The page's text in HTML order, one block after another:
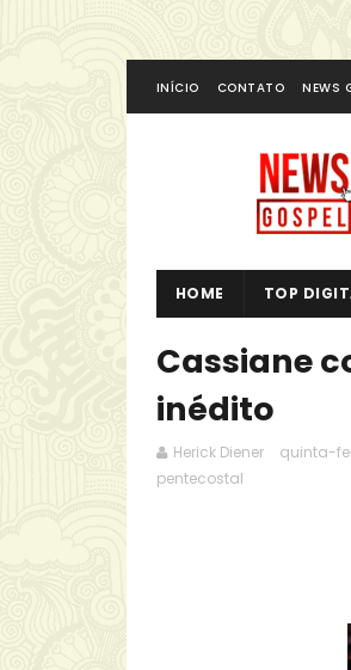
INÍCIO CONTATO NEWS
HOME TOP
Cassiane
inédito
Herick Diener quinta-
pentecostal